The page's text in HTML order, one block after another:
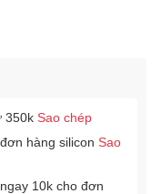
350k Sao chép
hàng silicon Sao
10k cho đơn